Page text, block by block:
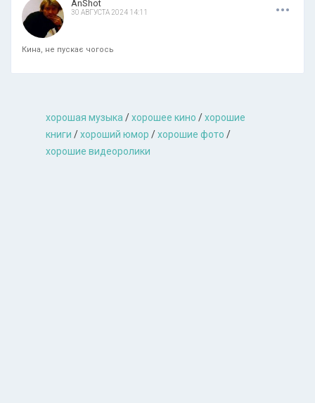
AnShot
30 АВГУСТА 2024 14:11
Кина, не пускає чогось
хорошая музыкa/хорошее кино /хорошие
книги /хороший юмор /хорошие фото /
хорошие видеоролики